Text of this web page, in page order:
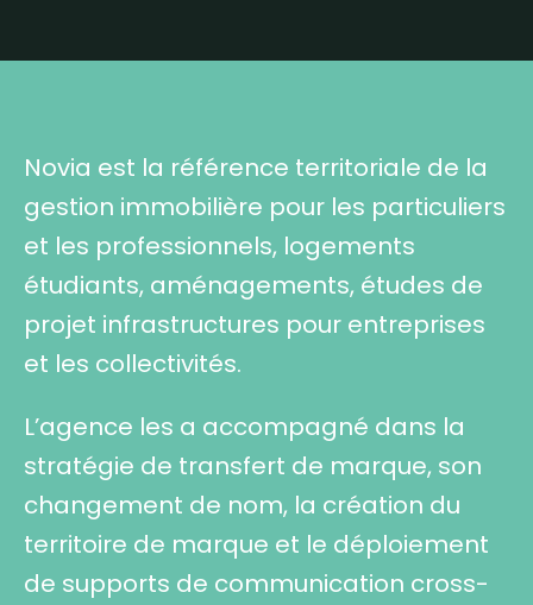
Novia est la référence territoriale de la
gestion immobilière pour les particuliers
et les professionnels, logements
étudiants, aménagements, études de
projet infrastructures pour entreprises
et les collectivités.
L’agence les a accompagné dans la
stratégie de transfert de marque, son
changement de nom, la création du
territoire de marque et le déploiement
de supports de communication cross-